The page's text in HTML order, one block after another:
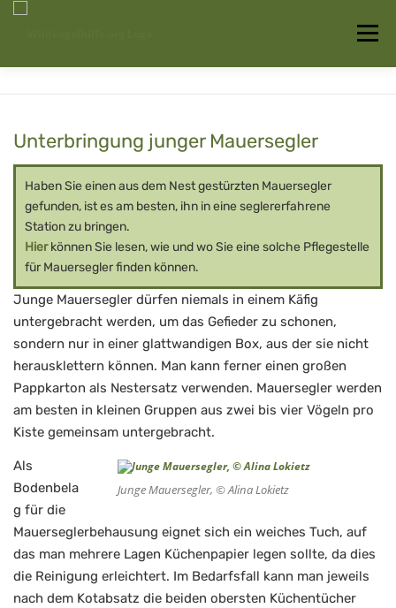
Menü
Auffangstationen
Unterbringung junger Mauersegler
Haben Sie einen aus dem Nest gestürzten Mauersegler
gefunden, ist es am besten, ihn in eine seglererfahrene
Station zu bringen.
Hierkönnen Sie lesen, wie und wo Sie eine solche Pflegestelle
für Mauersegler finden können.
Junge Mauersegler dürfen niemals in einem Käfig
untergebracht werden, um das Gefieder zu schonen,
sondern nur in einer glattwandigen Box, aus der sie nicht
herausklettern können. Man kann ferner einen großen
Pappkarton als Nestersatz verwenden. Mauersegler werden
am besten in kleinen Gruppen aus zwei bis vier Vögeln pro
Kiste gemeinsam untergebracht.
Junge Mauersegler, © Alina Lokietz
Als
Bodenbela
g für die
Mauerseglerbehausung eignet sich ein weiches Tuch, auf
das man mehrere Lagen Küchenpapier legen sollte, da dies
die Reinigung erleichtert. Im Bedarfsfall kann man jeweils
nach dem Kotabsatz die beiden obersten Küchentücher